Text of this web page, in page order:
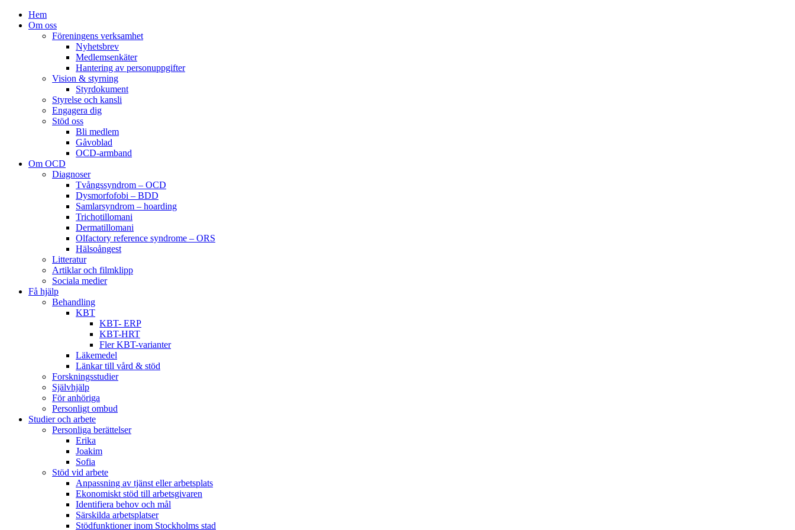
Hem
Om oss
Föreningens verksamhet
Nyhetsbrev
Medlemsenkäter
Hantering av personuppgifter
Vision & styrning
Styrdokument
Styrelse och kansli
Engagera dig
Stöd oss
Bli medlem
Gåvoblad
OCD-armband
Om OCD
Diagnoser
Tvångssyndrom – OCD
Dysmorfofobi – BDD
Samlarsyndrom – hoarding
Trichotillomani
Dermatillomani
Olfactory reference syndrome – ORS
Hälsoångest
Litteratur
Artiklar och filmklipp
Sociala medier
Få hjälp
Behandling
KBT
KBT- ERP
KBT-HRT
Fler KBT-varianter
Läkemedel
Länkar till vård & stöd
Forskningsstudier
Självhjälp
För anhöriga
Personligt ombud
Studier och arbete
Personliga berättelser
Erika
Joakim
Sofia
Stöd vid arbete
Anpassning av tjänst eller arbetsplats
Ekonomiskt stöd till arbetsgivaren
Identifiera behov och mål
Särskilda arbetsplatser
Stödfunktioner inom Stockholms stad